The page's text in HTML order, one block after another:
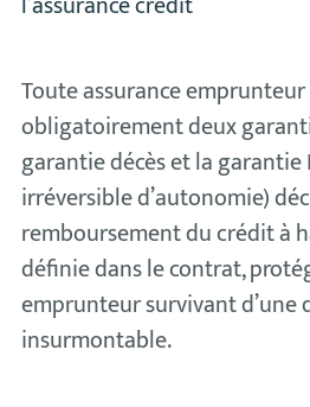
Toute assurance
obligatoirement deux
garantie décès et la
irréversible d’autonomie)
remboursement du crédit à
définie dans le contrat,
emprunteur survivant d’une
insurmontable.